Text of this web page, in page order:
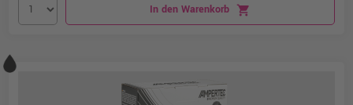
In den Warenkorb shopping_cart